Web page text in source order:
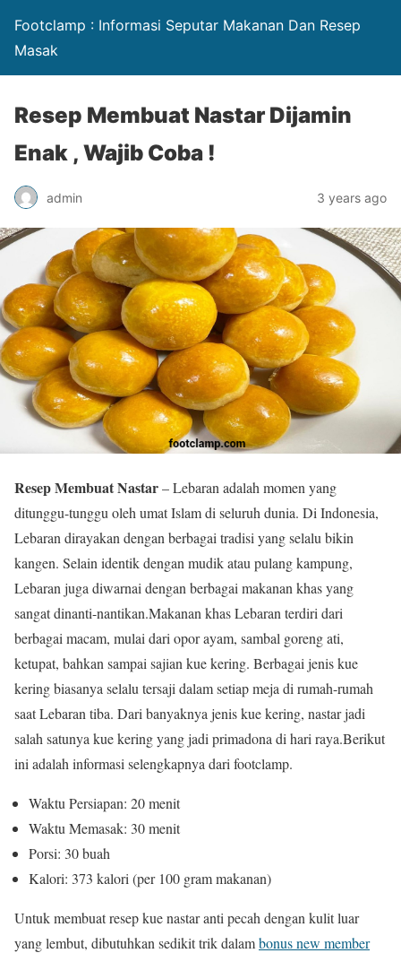
Footclamp : Informasi Seputar Makanan Dan Resep
Masak
Resep Membuat Nastar Dijamin
Enak , Wajib Coba !
admin 3 years ago
Resep Membuat Nastar– Lebaran adalah momen yang
ditunggu-tunggu oleh umat Islam di seluruh dunia. Di Indonesia,
Lebaran dirayakan dengan berbagai tradisi yang selalu bikin
kangen. Selain identik dengan mudik atau pulang kampung,
Lebaran juga diwarnai dengan berbagai makanan khas yang
sangat dinanti-nantikan.Makanan khas Lebaran terdiri dari
berbagai macam, mulai dari opor ayam, sambal goreng ati,
ketupat, bahkan sampai sajian kue kering. Berbagai jenis kue
kering biasanya selalu tersaji dalam setiap meja di rumah-rumah
saat Lebaran tiba. Dari banyaknya jenis kue kering, nastar jadi
salah satunya kue kering yang jadi primadona di hari raya.Berikut
ini adalah informasi selengkapnya dari footclamp.
Waktu Persiapan: 20 menit
Waktu Memasak: 30 menit
Porsi: 30 buah
Kalori: 373 kalori (per 100 gram makanan)
Untuk membuat resep kue nastar anti pecah dengan kulit luar
yang lembut, dibutuhkan sedikit trik dalambonus new member